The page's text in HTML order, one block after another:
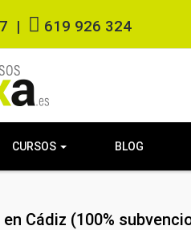
| 619 926 324
CURSOS BLOG
en Cádiz (100%